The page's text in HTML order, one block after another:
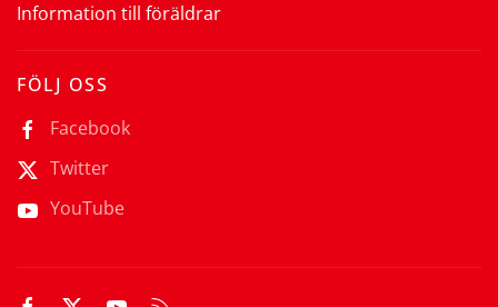
Information till föräldrar
FÖLJ OSS
Facebook
Twitter
YouTube